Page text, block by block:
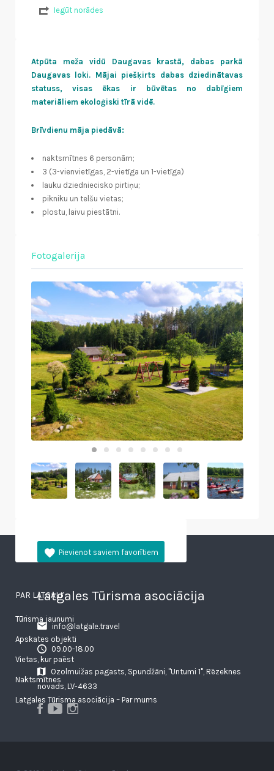
Iegūt norādes
Atpūta meža vidū Daugavas krastā, dabas parkā
Daugavas loki. Mājai piešķirts dabas dziedinātavas
statuss, visas ēkas ir būvētas no dabīgiem
materiāliem ekoloģiski tīrā vidē.
Brīvdienu māja piedāvā:
naktsmītnes 6 personām;
3 (3-vienvietīgas, 2-vietīga un 1-vietīga)
lauku dziedniecisko pirtiņu;
pikniku un telšu vietas;
plostu, laivu piestātni.
Fotogalerija
Latgales Tūrisma asociācija
info@latgale.travel
09.00-18.00
Ozolmuižas pagasts, Spundžāni, "Untumi 1", Rēzeknes
novads, LV-4633
PAR LATGALI
Tūrisma jaunumi
Apskates objekti
Vietas, kur paēst
Naktsmītnes
Latgales Tūrisma asociācija – Par mums